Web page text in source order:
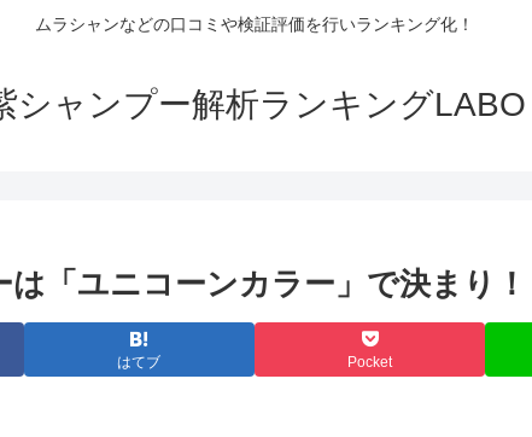
ムラシャンなどの口コミや検証評価を行いランキング化！
シャンプー解析ランキングLABO
「ユニコーンカラー」で決まり！
はてブ Pocket